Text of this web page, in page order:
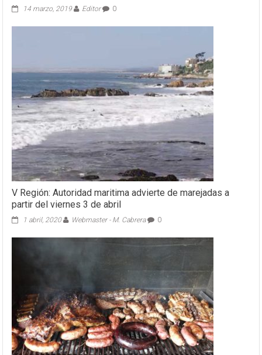
14 marzo, 2019 Editor 0
V Región: Autoridad maritima advierte de marejadas a
partir del viernes 3 de abril
1 abril, 2020 Webmaster - M. Cabrera 0